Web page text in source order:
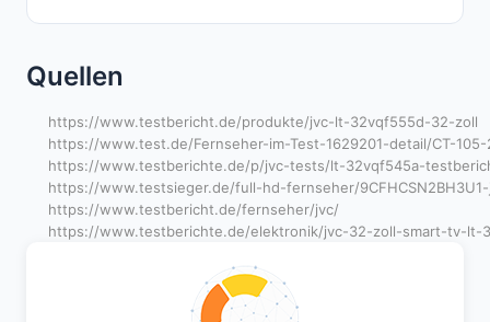
Quellen
https://www.testbericht.de/produkte/jvc-lt-32vqf555d-32-zoll
https://www.test.de/Fernseher-im-Test-1629201-detail/CT-
https://www.testberichte.de/p/jvc-tests/lt-32vqf545a-
https://www.testsieger.de/full-hd-fernseher/
https://www.testbericht.de/fernseher/jvc/
https://www.testberichte.de/elektronik/jvc-32-zoll-smart-tv-lt-